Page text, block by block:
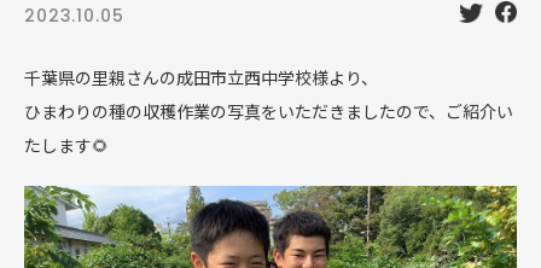
2023.10.05
千葉県の里親さんの成田市立西中学校様より、
ひまわりの種の収穫作業の写真をいただきましたので、ご紹介い
たします🌻